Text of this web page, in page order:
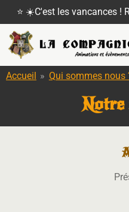
Passer
au
contenu
principal
⭐ ☀️C'est les vancances !
Accueil » Qui sommes nous
Notre